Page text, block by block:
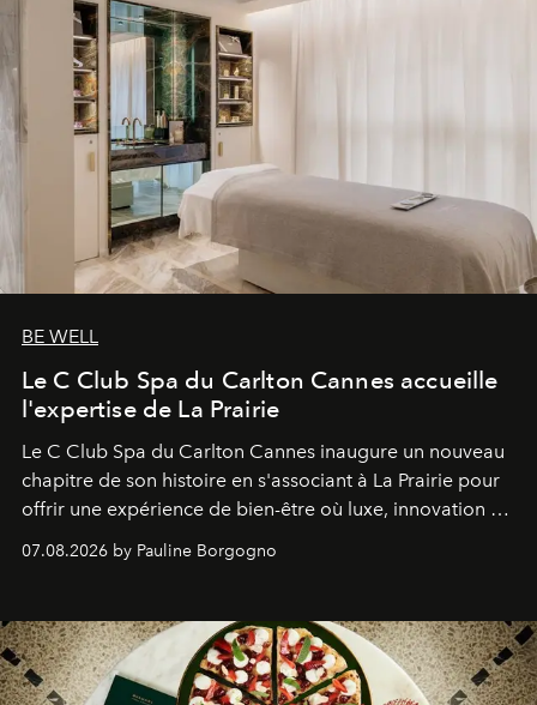
BE WELL
Le C Club Spa du Carlton Cannes accueille
l'expertise de La Prairie
Le C Club Spa du Carlton Cannes inaugure un nouveau
chapitre de son histoire en s'associant à La Prairie pour
offrir une expérience de bien-être où luxe, innovation et
expertise se rencontrent.
07.08.2026 by Pauline Borgogno